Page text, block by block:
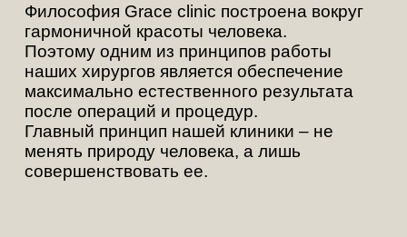
Философия Grace clinic построена вокруг
гармоничной красоты человека.
Поэтому одним из принципов работы
наших хирургов является обеспечение
максимально естественного результата
после операций и процедур.
Главный принцип нашей клиники – не
менять природу человека, а лишь
совершенствовать ее.